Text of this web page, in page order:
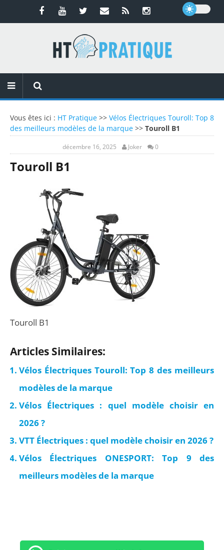
Vous êtes ici : HT Pratique >> Vélos Électriques Touroll: Top 8
des meilleurs modèles de la marque >> Touroll B1
décembre 16, 2025 Joker 0
Touroll B1
Touroll B1
Articles Similaires:
Vélos Électriques Touroll: Top 8 des meilleurs
modèles de la marque
Vélos Électriques : quel modèle choisir en
2026 ?
VTT Électriques : quel modèle choisir en 2026 ?
Vélos Électriques ONESPORT: Top 9 des
meilleurs modèles de la marque